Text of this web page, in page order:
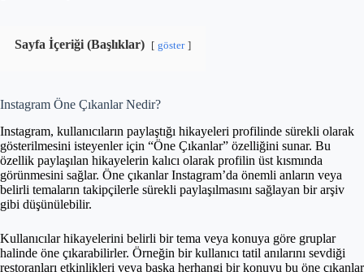
Sayfa İçeriği (Başlıklar) göster
Instagram Öne Çıkanlar Nedir?
Instagram, kullanıcıların paylaştığı hikayeleri profilinde sürekli olarak
gösterilmesini isteyenler için “Öne Çıkanlar” özelliğini sunar. Bu
özellik paylaşılan hikayelerin kalıcı olarak profilin üst kısmında
görünmesini sağlar. Öne çıkanlar Instagram’da önemli anların veya
belirli temaların takipçilerle sürekli paylaşılmasını sağlayan bir arşiv
gibi düşünülebilir.
Kullanıcılar hikayelerini belirli bir tema veya konuya göre gruplar
halinde öne çıkarabilirler. Örneğin bir kullanıcı tatil anılarını sevdiği
restoranları etkinlikleri veya başka herhangi bir konuyu bu öne çıkanlar